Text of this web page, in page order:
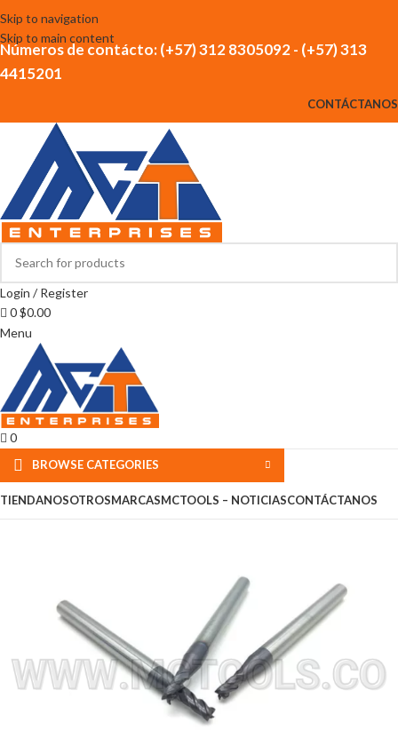
Skip to navigation
Skip to main content
Números de contácto: (+57) 312 8305092 - (+57) 313
4415201
CONTÁCTANOS
Login / Register
0$0.00
Menu
0
BROWSE CATEGORIES
TIENDANOSOTROSMARCASMCTOOLS – NOTICIASCONTÁCTANOS